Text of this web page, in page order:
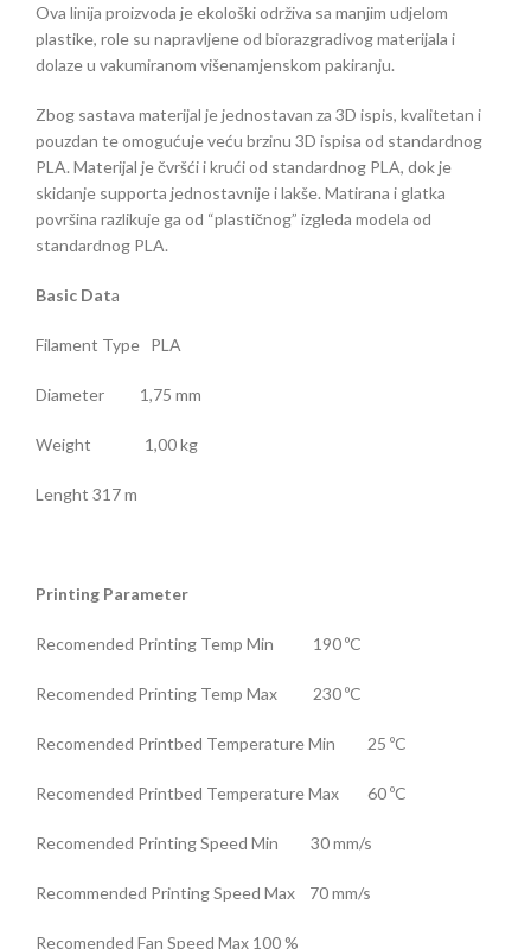
Ova linija proizvoda je ekološki održiva sa manjim udjelom
plastike, role su napravljene od biorazgradivog materijala i
dolaze u vakumiranom višenamjenskom pakiranju.
Zbog sastava materijal je jednostavan za 3D ispis, kvalitetan i
pouzdan te omogućuje veću brzinu 3D ispisa od standardnog
PLA. Materijal je čvršći i krući od standardnog PLA, dok je
skidanje supporta jednostavnije i lakše. Matirana i glatka
površina razlikuje ga od “plastičnog” izgleda modela od
standardnog PLA.
Basic Data
Filament Type PLA
Diameter 1,75 mm
Weight 1,00 kg
Lenght 317 m
Printing Parameter
Recomended Printing Temp Min 190 ºC
Recomended Printing Temp Max 230 ºC
Recomended Printbed Temperature Min 25 ºC
Recomended Printbed Temperature Max 60 ºC
Recomended Printing Speed Min 30 mm/s
Recommended Printing Speed Max 70 mm/s
Recomended Fan Speed Max 100 %